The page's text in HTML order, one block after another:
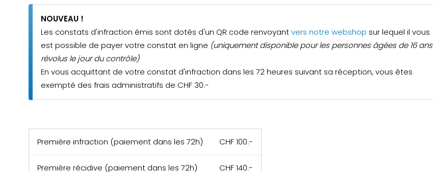
NOUVEAU !
Les constats d'infraction émis sont dotés d'un QR code renvoyantvers notre webshop sur lequel il vous
est possible de payer votre constat en ligne (uniquement disponible pour les personnes âgées de 16 ans
révolus le jour du contrôle)
En vous acquittant de votre constat d'infraction dans les 72 heures suivant sa réception, vous êtes
exempté des frais administratifs de CHF 30.-
Première infraction (paiement dans les 72h) CHF 100.-
Première récidive (paiement dans les 72h) CHF 140.-